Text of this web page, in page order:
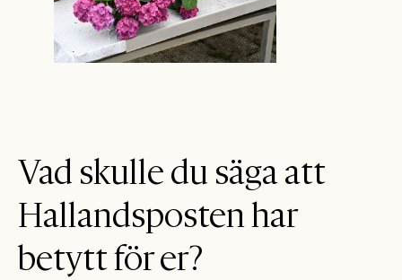
Vad skulle du säga att
Hallandsposten har
betytt för er?